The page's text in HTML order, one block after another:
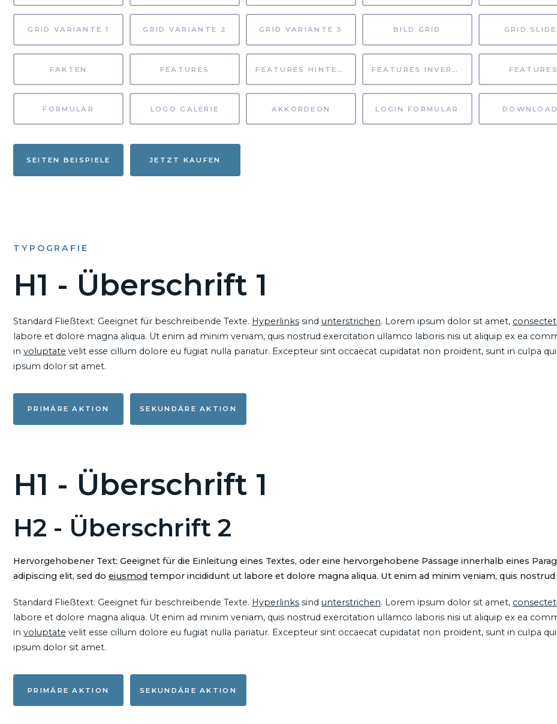
GRID VARIANTE 1 GRID VARIANTE 2 GRID VARIANTE 3 BILD GRID GRID
FAKTEN FEATURES FEATURES HINTERGRUND FEATURES INVERTIERT FEATURES
FORMULAR LOGO GALERIE AKKORDEON LOGIN FORMULAR
SEITEN BEISPIELE JETZT KAUFEN
TYPOGRAFIE
H1 - Überschrift 1
Standard Fließtext: Geeignet für beschreibende Texte. Hyperlinks sind unterstrichen. Lorem ipsum dolor sit amet,
labore et dolore magna aliqua. Ut enim ad minim veniam, quis nostrud exercitation ullamco laboris nisi ut aliquip ex ea
in voluptate velit esse cillum dolore eu fugiat nulla pariatur. Excepteur sint occaecat cupidatat non proident, sunt in culpa
ipsum dolor sit amet.
PRIMÄRE AKTION SEKUNDÄRE AKTION
H1 - Überschrift 1
H2 - Überschrift 2
Hervorgehobener Text: Geeignet für die Einleitung eines Textes, oder eine hervorgehobene Passage innerhalb eines
adipiscing elit, sed do eiusmod tempor incididunt ut labore et dolore magna aliqua. Ut enim ad minim veniam, quis
Standard Fließtext: Geeignet für beschreibende Texte. Hyperlinks sind unterstrichen. Lorem ipsum dolor sit amet,
labore et dolore magna aliqua. Ut enim ad minim veniam, quis nostrud exercitation ullamco laboris nisi ut aliquip ex ea
in voluptate velit esse cillum dolore eu fugiat nulla pariatur. Excepteur sint occaecat cupidatat non proident, sunt in culpa
ipsum dolor sit amet.
PRIMÄRE AKTION SEKUNDÄRE AKTION